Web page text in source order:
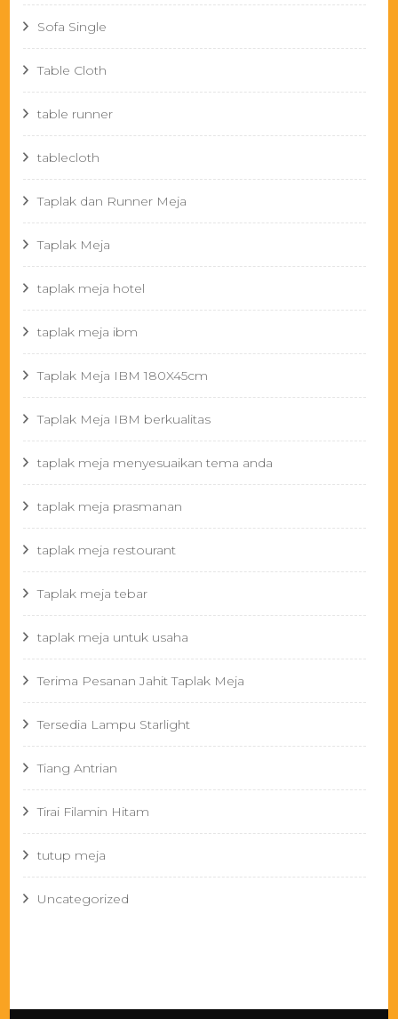
Sofa Single
Table Cloth
table runner
tablecloth
Taplak dan Runner Meja
Taplak Meja
taplak meja hotel
taplak meja ibm
Taplak Meja IBM 180X45cm
Taplak Meja IBM berkualitas
taplak meja menyesuaikan tema anda
taplak meja prasmanan
taplak meja restourant
Taplak meja tebar
taplak meja untuk usaha
Terima Pesanan Jahit Taplak Meja
Tersedia Lampu Starlight
Tiang Antrian
Tirai Filamin Hitam
tutup meja
Uncategorized